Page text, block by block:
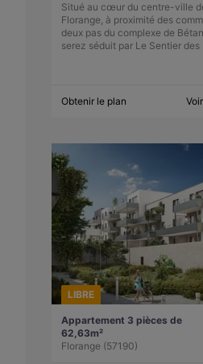
Situé au cœur du centre-ville
Florange, à proximité des
deux pas du complexe de
serez séduit par Le Sentier des
Obtenir le plan
LIBRE
Appartement 3 pièces de
62,63m²
Florange (57190)